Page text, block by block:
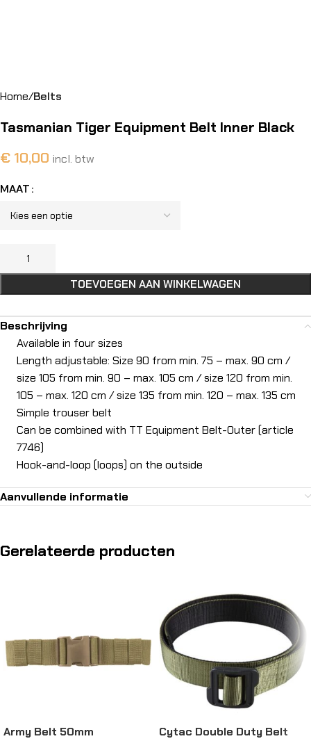
Home Belts
Tasmanian Tiger Equipment Belt Inner Black
€ 10,00 incl. btw
MAAT
TOEVOEGEN AAN WINKELWAGEN
Beschrijving
Available in four sizes
Length adjustable: Size 90 from min. 75 – max. 90 cm /
size 105 from min. 90 – max. 105 cm / size 120 from min.
105 – max. 120 cm / size 135 from min. 120 – max. 135 cm
Simple trouser belt
Can be combined with TT Equipment Belt-Outer (article
7746)
Hook-and-loop (loops) on the outside
Aanvullende informatie
Gerelateerde producten
Army Belt 50mm
Cytac Double Duty Belt